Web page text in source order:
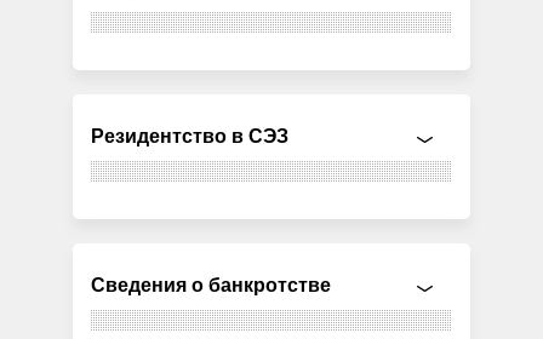
Резидентство в СЭЗ
Сведения о банкротстве